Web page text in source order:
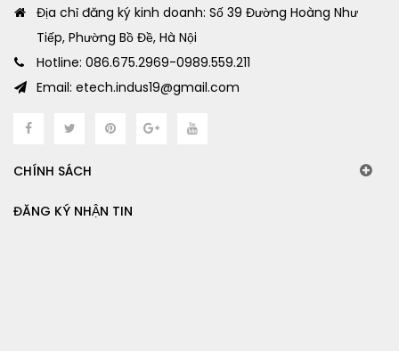
Địa chỉ đăng ký kinh doanh: Số 39 Đường Hoàng Như
Tiếp, Phường Bồ Đề, Hà Nội
Hotline: 086.675.2969-0989.559.211
Email: etech.indus19@gmail.com
CHÍNH SÁCH
ĐĂNG KÝ NHẬN TIN